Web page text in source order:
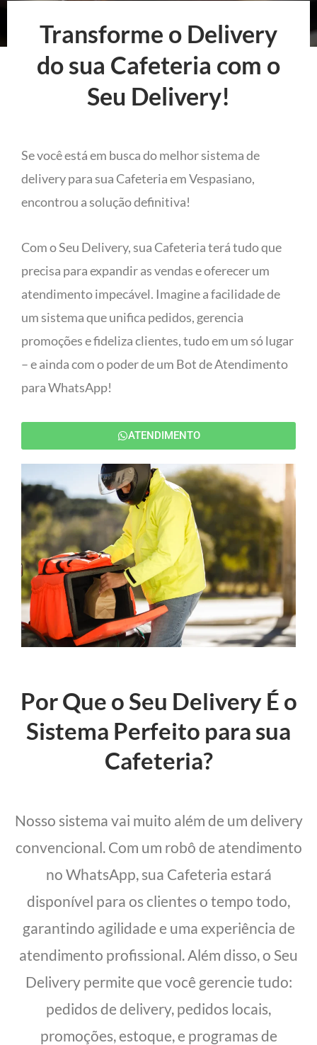
Transforme o Delivery
do sua Cafeteria com o
Seu Delivery!
Se você está em busca do melhor sistema de
delivery para sua Cafeteria em Vespasiano,
encontrou a solução definitiva!
Com o Seu Delivery, sua Cafeteria terá tudo que
precisa para expandir as vendas e oferecer um
atendimento impecável. Imagine a facilidade de
um sistema que unifica pedidos, gerencia
promoções e fideliza clientes, tudo em um só lugar
– e ainda com o poder de um Bot de Atendimento
para WhatsApp!
ATENDIMENTO
Por Que o Seu Delivery É o
Sistema Perfeito para sua
Cafeteria?
Nosso sistema vai muito além de um delivery
convencional. Com um robô de atendimento
no WhatsApp, sua Cafeteria estará
disponível para os clientes o tempo todo,
garantindo agilidade e uma experiência de
atendimento profissional. Além disso, o Seu
Delivery permite que você gerencie tudo:
pedidos de delivery, pedidos locais,
promoções, estoque, e programas de